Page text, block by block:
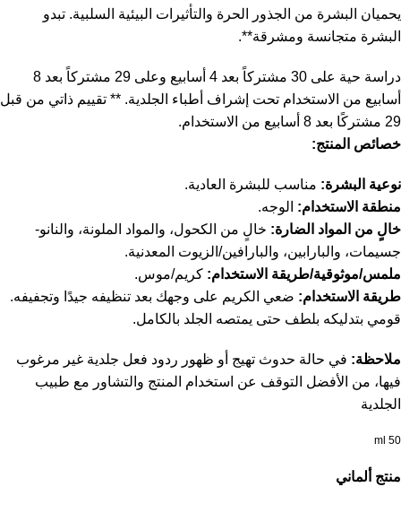
يحميان البشرة من الجذور الحرة والتأثيرات البيئية السلبية. تبدو
البشرة متجانسة ومشرقة**.
دراسة حية على 30 مشتركاً بعد 4 أسابيع وعلى 29 مشتركاً بعد 8
أسابيع من الاستخدام تحت إشراف أطباء الجلدية. ** تقييم ذاتي من قبل
29 مشتركًا بعد 8 أسابيع من الاستخدام.
خصائص المنتج:
نوعية البشرة: مناسب للبشرة العادية.
منطقة الاستخدام: الوجه.
خالٍ من المواد الضارة: خالٍ من الكحول، والمواد الملونة، والنانو-
جسيمات، والبارابين، والبارافين/الزيوت المعدنية.
ملمس/موثوقية/طريقة الاستخدام: كريم/موس.
طريقة الاستخدام: ضعي الكريم على وجهك بعد تنظيفه جيدًا وتجفيفه.
قومي بتدليكه بلطف حتى يمتصه الجلد بالكامل.
ملاحظة: في حالة حدوث تهيج أو ظهور ردود فعل جلدية غير مرغوب
فيها، من الأفضل التوقف عن استخدام المنتج والتشاور مع طبيب
الجلدية
50 ml
منتج ألماني